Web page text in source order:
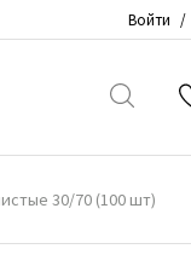
Войти /
30/70 (100 шт)